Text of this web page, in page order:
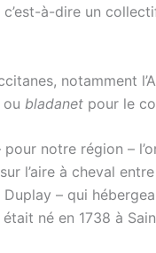
c’est-à-dire un
notamment
ou bladanet pour le
notre région –
l’aire à cheval
– qui
né en 1738 à